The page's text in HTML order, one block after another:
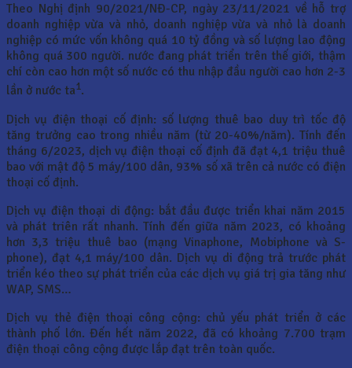
Theo Nghị định 90/2021/NĐ-CP, ngày 23/11/2021 về hỗ trợ
doanh nghiệp vừa và nhỏ, doanh nghiệp vừa và nhỏ là doanh
nghiệp có mức vốn không quá 10 tỷ đồng và số lượng lao động
không quá 300 người. nước đang phát triển trên thế giới, thậm
chí còn cao hơn một số nước có thu nhập đầu người cao hơn 2-3
lần ở nước ta1.
Dịch vụ điện thoại cố định: số lượng thuê bao duy trì tốc độ
tăng trưởng cao trong nhiều năm (từ 20-40%/năm). Tính đến
tháng 6/2023, dịch vụ điện thoại cố định đã đạt 4,1 triệu thuê
bao với mật độ 5 máy/100 dân, 93% số xã trên cả nước có điện
thoại cố định.
Dịch vụ điện thoại di động: bắt đầu được triển khai năm 2015
và phát triên rất nhanh. Tính đến giữa năm 2023, có khoảng
hơn 3,3 triệu thuê bao (mạng Vinaphone, Mobiphone và S-
phone), đạt 4,1 máy/100 dân. Dịch vụ di động trả trước phát
triển kéo theo sự phát triển của các dịch vụ giá trị gia tăng như
WAP, SMS…
Dịch vụ thẻ điện thoại công cộng: chủ yếu phát triển ở các
thành phố lớn. Đến hết năm 2022, đã có khoảng 7.700 trạm
điện thoại công cộng được lắp đạt trên toàn quốc.